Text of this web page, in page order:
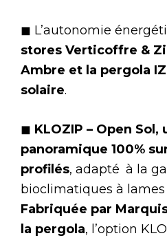
◼ L’autonomie
stores Verticoffre &
Ambre et la pergola
solaire.
◼ KLOZIP – Open Sol,
panoramique 100%
profilés, adapté à la
bioclimatiques à lames
Fabriquée par
la pergola, l’option